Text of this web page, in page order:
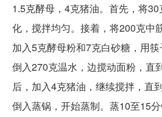
1.5克酵母，4克猪油。首先，将
化，搅拌均匀。接着，将200克中
加入5克酵母粉和7克白砂糖，用
倒入270克温水，边搅动面粉，直
后，加入4克猪油，继续搅拌，直
倒入蒸锅，开始蒸制。蒸10至15